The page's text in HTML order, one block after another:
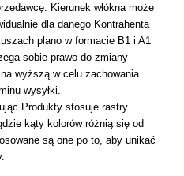
Kierunek włókna może
dla danego Kontrahenta
plano w formacie B1 i A1
sobie prawo do zmiany
wyższą w celu zachowania
wysyłki.
Produkty stosuje rastry
kąty kolorów różnią się od
są one po to, aby unikać